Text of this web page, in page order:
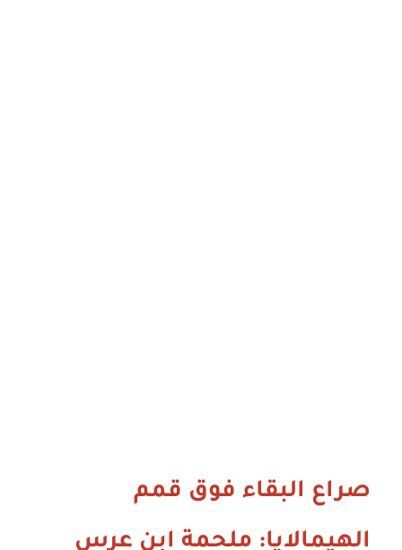
صراع البقاء فوق قمم
الهيمالايا: ملحمة ابن عرس